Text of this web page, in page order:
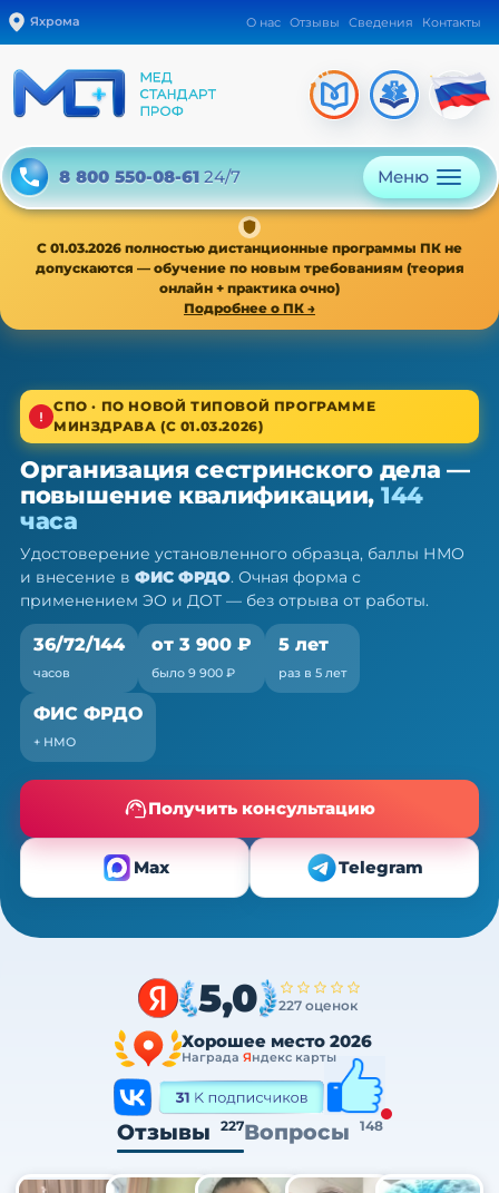
Яхрома О нас Отзывы Сведения Контакты
8 800 550-08-61 24/7 Меню
С 01.03.2026 полностью дистанционные программы ПК не
допускаются — обучение по новым требованиям (теория
онлайн + практика очно)
Подробнее о ПК →
Среднее звено · новая типовая программа
Организация сестринского дела
— ПК, 36/72/144 ч
работы
СПО · ПО НОВОЙ ТИПОВОЙ ПРОГРАММЕ
МИНЗДРАВА (С 01.03.2026)
Организация сестринского дела —
повышение квалификации, 144
часа
Удостоверение установленного образца, баллы НМО
и внесение в ФИС ФРДО. Очная форма с
применением ЭО и ДОТ — без отрыва от работы.
36/72/144
часов
от 3 900 ₽
было 9 900 ₽
5 лет
раз в 5 лет
ФИС ФРДО
+ НМО
Получить консультацию
Max Telegram
5,0 227 оценок
Хорошее место 2026
Награда Яндекс карты
Отзывы 227Вопросы 148